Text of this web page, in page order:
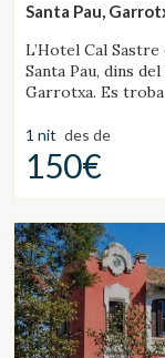
Santa Pau,
L’Hotel Cal
Santa Pau, dins
Garrotxa. Es
1 nit des de
150€